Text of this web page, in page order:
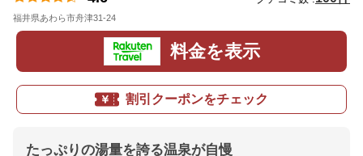
福井県あわら市舟津31-24
料金を表示
割引クーポンをチェック
たっぷりの湯量を誇る温泉が自慢